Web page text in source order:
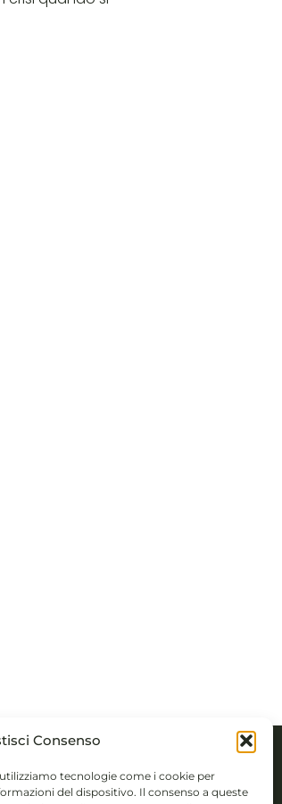
Consenso
tecnologie come i cookie per
del dispositivo. Il consenso a queste